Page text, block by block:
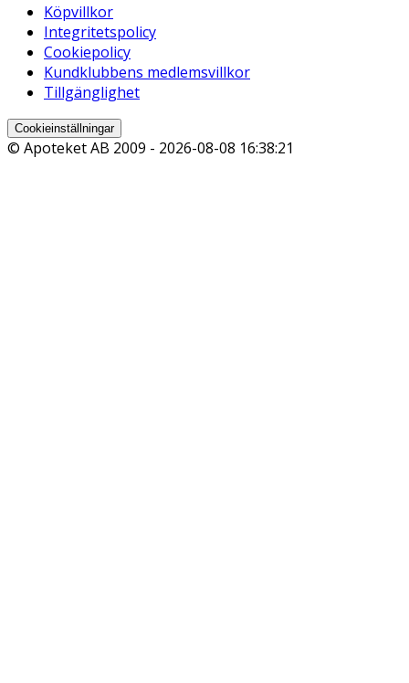
Köpvillkor
Integritetspolicy
Cookiepolicy
Kundklubbens medlemsvillkor
Tillgänglighet
Cookieinställningar
© Apoteket AB 2009 - 2026-08-08 16:38:21